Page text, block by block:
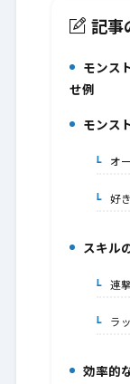
記事
モンス
せ例
モンス
2-1.オ
2-2.好
スキル
3-1.連
3-2.ラ
4.効率的